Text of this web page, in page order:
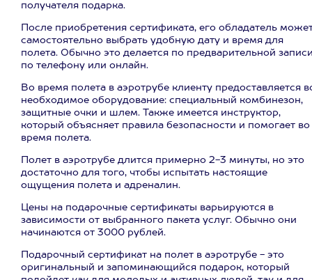
получателя подарка.
После приобретения сертификата, его обладатель
самостоятельно выбрать удобную дату и время для
полета. Обычно это делается по предварительной
по телефону или онлайн.
Во время полета в аэротрубе клиенту предоставляется
необходимое оборудование: специальный комбинезон,
защитные очки и шлем. Также имеется инструктор,
который объясняет правила безопасности и помогает во
время полета.
Полет в аэротрубе длится примерно 2-3 минуты, но это
достаточно для того, чтобы испытать настоящие
ощущения полета и адреналин.
Цены на подарочные сертификаты варьируются в
зависимости от выбранного пакета услуг. Обычно они
начинаются от 3000 рублей.
Подарочный сертификат на полет в аэротрубе - это
оригинальный и запоминающийся подарок, который